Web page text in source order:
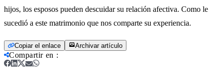
hijos, los esposos pueden descuidar su relación afectiva. Como le
sucedió a este matrimonio que nos comparte su experiencia.
Copiar el enlace Archivar artículo
Compartir en :